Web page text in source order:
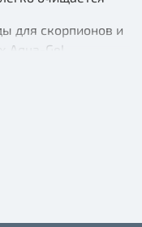
для скорпионов и
Aqua-Gel